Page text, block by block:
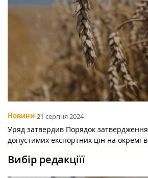
Новини 21 серпня 2024
Уряд затвердив Порядок
допустимих експортних цін на окремі
Вибір редакціїї